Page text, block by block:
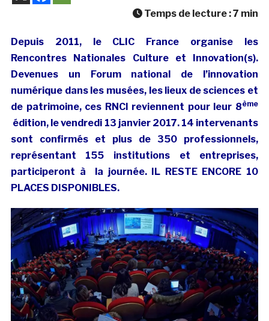
Temps de lecture :7 min
Depuis 2011, le CLIC France organise les
Rencontres Nationales Culture et Innovation(s).
Devenues un Forum national de l’innovation
numérique dans les musées, les lieux de sciences et
de patrimoine, ces RNCI reviennent pour leur 8ème
édition, le vendredi 13 janvier 2017. 14 intervenants
sont confirmés et plus de 350 professionnels,
représentant 155 institutions et entreprises,
participeront à la journée. IL RESTE ENCORE 10
PLACES DISPONIBLES.